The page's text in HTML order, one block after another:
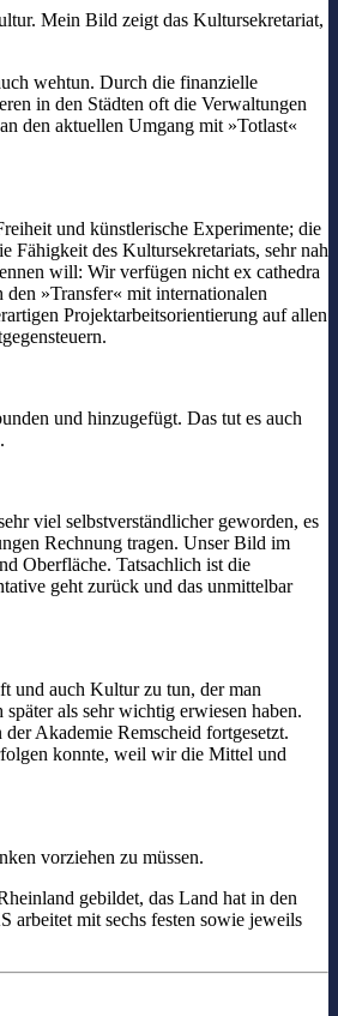
Mein Bild zeigt das Kultursekretariat,
wehtun. Durch die finanzielle
in den Städten oft die Verwaltungen
den aktuellen Umgang mit »Totlast«
und künstlerische Experimente; die
des Kultursekretariats, sehr nah
will: Wir verfügen nicht ex cathedra
»Transfer« mit internationalen
Projektarbeitsorientierung auf allen
und hinzugefügt. Das tut es auch
viel selbstverständlicher geworden, es
Rechnung tragen. Unser Bild im
Oberfläche. Tatsachlich ist die
geht zurück und das unmittelbar
und auch Kultur zu tun, der man
als sehr wichtig erwiesen haben.
Akademie Remscheid fortgesetzt.
konnte, weil wir die Mittel und
vorziehen zu müssen.
gebildet, das Land hat in den
mit sechs festen sowie jeweils